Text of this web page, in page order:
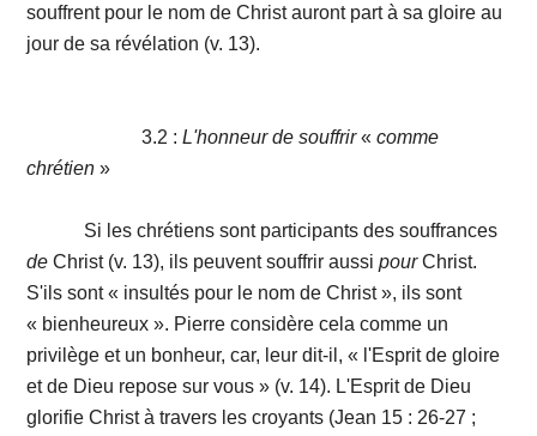
souffrent pour le nom de Christ auront part à sa gloire au
jour de sa révélation (v. 13).
3.2 :L'honneur de souffrir«comme
chrétien»
Si les chrétiens sont participants des souffrances
de Christ (v. 13), ils peuvent souffrir aussipourChrist.
S'ils sont « insultés pour le nom de Christ », ils sont
« bienheureux ». Pierre considère cela comme un
privilège et un bonheur, car, leur dit-il, « l'Esprit de gloire
et de Dieu repose sur vous » (v. 14). L'Esprit de Dieu
glorifie Christ à travers les croyants (Jean 15 : 26-27 ;